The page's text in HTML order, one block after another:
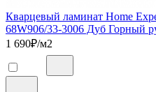
Кварцевый ламинат Home
68W906/33-3006 Дуб Горный
1 690₽/м2